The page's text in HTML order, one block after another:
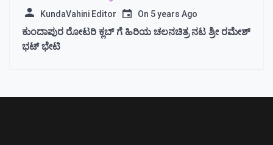
KundaVahini Editor On 5 years Ago
ಕುಂದಾಪುರ ರೋಟರಿ ಕ್ಲಬ್ ಗೆ ಹಿರಿಯ ಚಲನಚಿತ್ರ ನಟ ಶ್ರೀ ರಮೇಶ್
ಭಟ್ ಭೇಟಿ